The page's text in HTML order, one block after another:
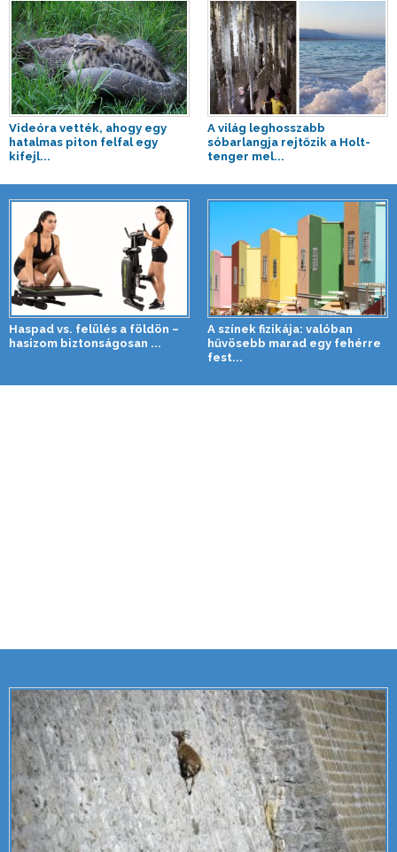
Videóra vették, ahogy egy
hatalmas piton felfal egy
kifejl...
A világ leghosszabb
sóbarlangja rejtőzik a Holt-
tenger mel...
Haspad vs. felülés a földön –
hasizom biztonságosan ...
A színek fizikája: valóban
hűvösebb marad egy fehérre
fest...